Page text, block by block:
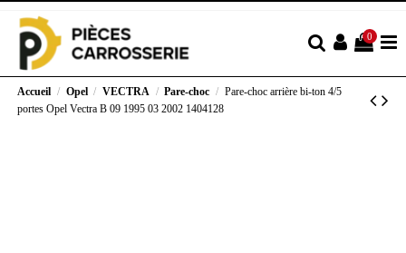
0
Accueil Opel VECTRA Pare-choc
Pare-choc arrière bi-ton 4/5
portes Opel Vectra B 09 1995 03 2002 1404128